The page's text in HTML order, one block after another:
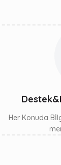
Her Konuda